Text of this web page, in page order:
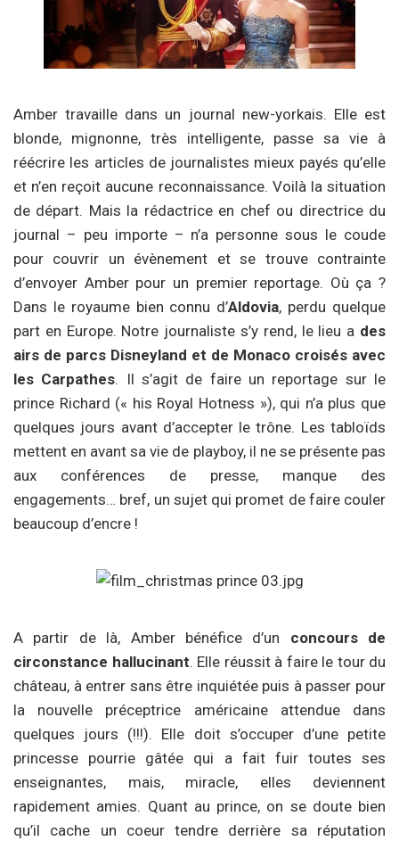
Amber travaille dans un journal new-yorkais. Elle est
blonde, mignonne, très intelligente, passe sa vie à
réécrire les articles de journalistes mieux payés qu’elle
et n’en reçoit aucune reconnaissance. Voilà la situation
de départ. Mais la rédactrice en chef ou directrice du
journal – peu importe – n’a personne sous le coude
pour couvrir un évènement et se trouve contrainte
d’envoyer Amber pour un premier reportage. Où ça ?
Dans le royaume bien connu d’Aldovia, perdu quelque
part en Europe. Notre journaliste s’y rend, le lieu a des
airs de parcs Disneyland et de Monaco croisés avec
les Carpathes. Il s’agit de faire un reportage sur le
prince Richard (« his Royal Hotness »), qui n’a plus que
quelques jours avant d’accepter le trône. Les tabloïds
mettent en avant sa vie de playboy, il ne se présente pas
aux conférences de presse, manque des
engagements… bref, un sujet qui promet de faire couler
beaucoup d’encre !
A partir de là, Amber bénéfice d’un concours de
circonstance hallucinant. Elle réussit à faire le tour du
château, à entrer sans être inquiétée puis à passer pour
la nouvelle préceptrice américaine attendue dans
quelques jours (!!!). Elle doit s’occuper d’une petite
princesse pourrie gâtée qui a fait fuir toutes ses
enseignantes, mais, miracle, elles deviennent
rapidement amies. Quant au prince, on se doute bien
qu’il cache un coeur tendre derrière sa réputation